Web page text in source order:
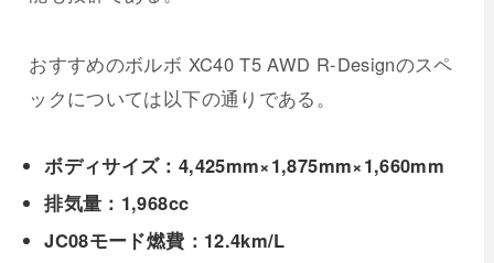
おすすめのボルボ XC40 T5 AWD R-Designのスペ
ックについては以下の通りである。
ボディサイズ：4,425mm×1,875mm×1,660mm
排気量：1,968cc
JC08モード燃費：12.4km/L